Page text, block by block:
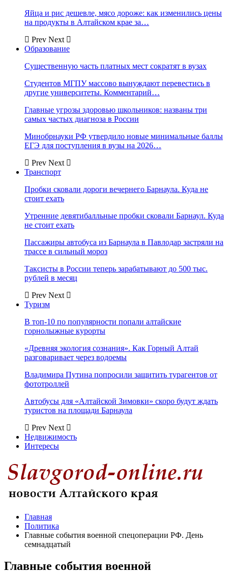
Яйца и рис дешевле, мясо дороже: как изменились цены
на продукты в Алтайском крае за…
Prev Next
Образование
Существенную часть платных мест сократят в вузах
Студентов МГПУ массово вынуждают перевестись в
другие университеты. Комментарий…
Главные угрозы здоровью школьников: названы три
самых частых диагноза в России
Минобрнауки РФ утвердило новые минимальные баллы
ЕГЭ для поступления в вузы на 2026…
Prev Next
Транспорт
Пробки сковали дороги вечернего Барнаула. Куда не
стоит ехать
Утренние девятибалльные пробки сковали Барнаул. Куда
не стоит ехать
Пассажиры автобуса из Барнаула в Павлодар застряли на
трассе в сильный мороз
Таксисты в России теперь зарабатывают до 500 тыс.
рублей в месяц
Prev Next
Туризм
В топ-10 по популярности попали алтайские
горнолыжные курорты
«Древняя экология сознания». Как Горный Алтай
разговаривает через водоемы
Владимира Путина попросили защитить турагентов от
фототроллей
Автобусы для «Алтайской Зимовки» скоро будут ждать
туристов на площади Барнаула
Prev Next
Недвижимость
Интересы
Главная
Политика
Главные события военной спецоперации РФ. День
семнадцатый
Главные события военной